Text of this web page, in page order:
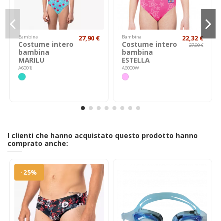
Bambina
Costume intero
bambina
MARILU
A6001J
27,90 € Bambina
Costume intero
bambina
ESTELLA
A6000W
22,32 €
27,90 €
I clienti che hanno acquistato questo prodotto hanno
comprato anche:
-25%